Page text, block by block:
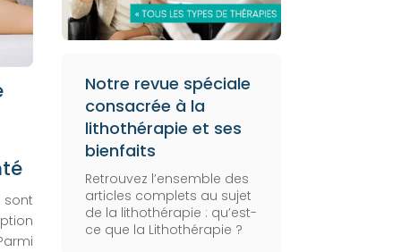
sont
Notre revue spéciale
consacrée à la
lithothérapie et ses
bienfaits
Retrouvez l’ensemble des
articles complets au sujet
de la lithothérapie : qu’est-
ce que la Lithothérapie ?